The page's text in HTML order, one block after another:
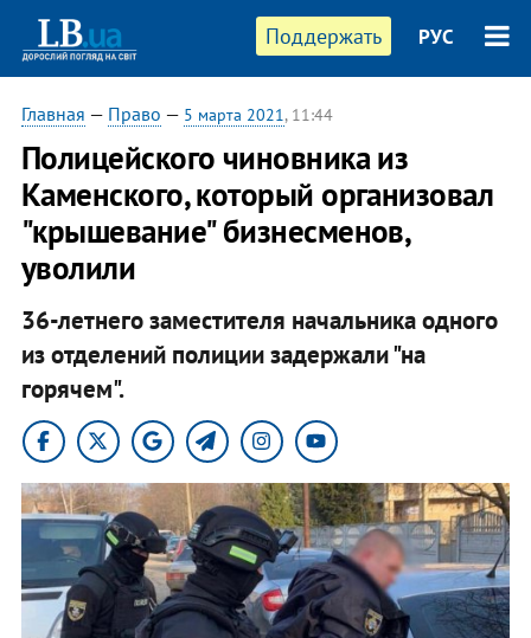
Поддержать РУС
Главная — Право — 5 марта 2021, 11:44
Полицейского чиновника из
Каменского, который организовал
"крышевание" бизнесменов,
уволили
36-летнего заместителя начальника одного
из отделений полиции задержали "на
горячем".